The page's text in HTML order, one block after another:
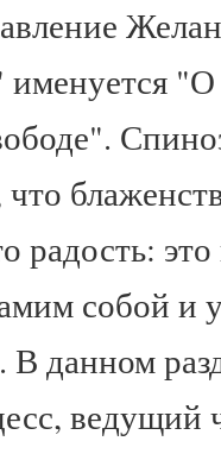
радость:
собой и
данном
ведущий